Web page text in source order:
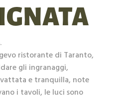
ristorante di Taranto,
gli ingranaggi,
e tranquilla, note
i tavoli, le luci sono